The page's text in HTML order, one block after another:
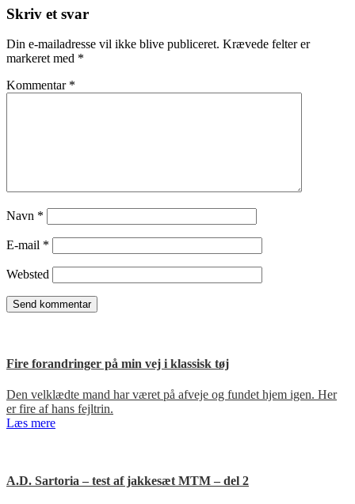
Læserinteraktioner
Skriv et svar
Din e-mailadresse vil ikke blive publiceret. Krævede felter er
markeret med *
Kommentar *
Navn *
E-mail *
Websted
Fire forandringer på min vej i klassisk tøj
Den velklædte mand har været på afveje og fundet hjem igen. Her
er fire af hans fejltrin.
Læs mere
A.D. Sartoria – test af jakkesæt MTM – del 2